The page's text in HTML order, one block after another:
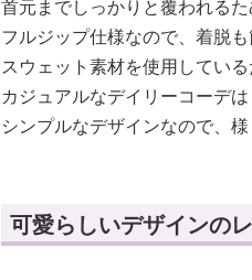
首元までしっかりと覆われる
フルジップ仕様なので、着脱も
スウェット素材を使用してい
カジュアルなデイリーコーデ
シンプルなデザインなので、
可愛らしいデザインの